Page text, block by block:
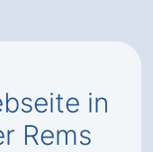
in
Rems